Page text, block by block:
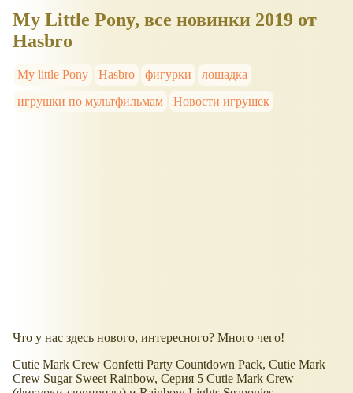
My Little Pony, все новинки 2019 от
Hasbro
My little Pony Hasbro фигурки
лошадка
игрушки по мультфильмам
Новости игрушек
Что у нас здесь нового, интересного? Много чего!
Cutie Mark Crew Confetti Party Countdown Pack, Cutie Mark
Crew Sugar Sweet Rainbow, Серия 5 Cutie Mark Crew